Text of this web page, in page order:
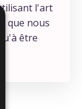
l'art
que nous
être